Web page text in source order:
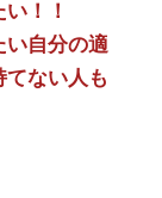
！！
い自分の適
ない人も